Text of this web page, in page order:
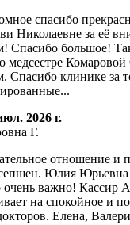
спасибо
Николаевне за её
Спасибо большое!
медсестре Комаровой
Спасибо клинике за
2026 г.
Г.
отношение и
Юлия Юрьевна
очень важно! Кассир
на спокойное и
Елена,